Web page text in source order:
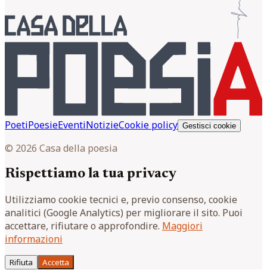
PoetiPoesieEventiNotizieCookie policy Gestisci cookie
© 2026 Casa della poesia
Rispettiamo la tua privacy
Utilizziamo cookie tecnici e, previo consenso, cookie
analitici (Google Analytics) per migliorare il sito. Puoi
accettare, rifiutare o approfondire. Maggiori
informazioni
Rifiuta Accetta